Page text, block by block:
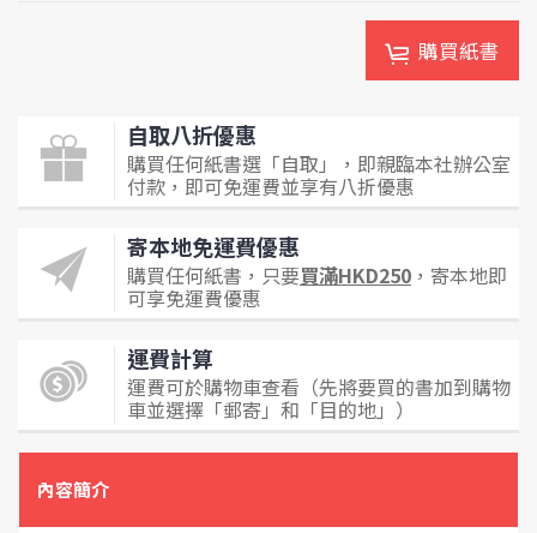
購買紙書
自取八折優惠
購買任何紙書選「自取」，即親臨本社辦公室
付款，即可免運費並享有八折優惠
寄本地免運費優惠
購買任何紙書，只要買滿HKD250 ，寄本地即
可享免運費優惠
運費計算
運費可於購物車查看（先將要買的書加到購物
車並選擇「郵寄」和「目的地」）
內容簡介